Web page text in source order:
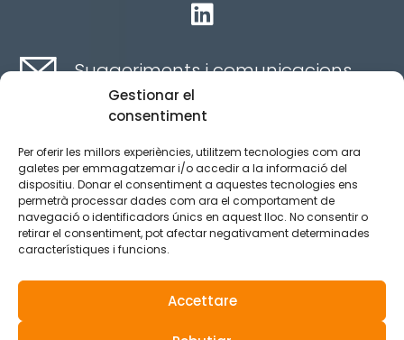
Gestionar el
consentiment
Per oferir les millors experiències, utilitzem tecnologies com ara
galetes per emmagatzemar i/o accedir a la informació del
dispositiu. Donar el consentiment a aquestes tecnologies ens
permetrà processar dades com ara el comportament de
navegació o identificadors únics en aquest lloc. No consentir o
retirar el consentiment, pot afectar negativament determinades
característiques i funcions.
Accettare

Suggeriments i comunicacions
Canal ètic
Política de privacidad
Política de Cookies